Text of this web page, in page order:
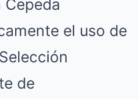
Cepeda
el uso de
de